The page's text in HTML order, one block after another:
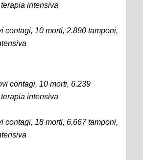
intensiva
contagi, 10 morti, 2.890 tamponi,
contagi, 10 morti, 6.239
intensiva
contagi, 18 morti, 6.667 tamponi,